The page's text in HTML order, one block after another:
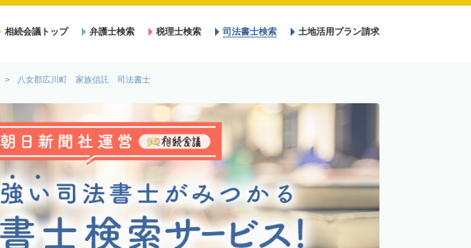
相続会議トップ 弁護士検索 税理士検索 司法書士検索 土地活用プラン請求
八女郡広川町 家族信託 司法書士